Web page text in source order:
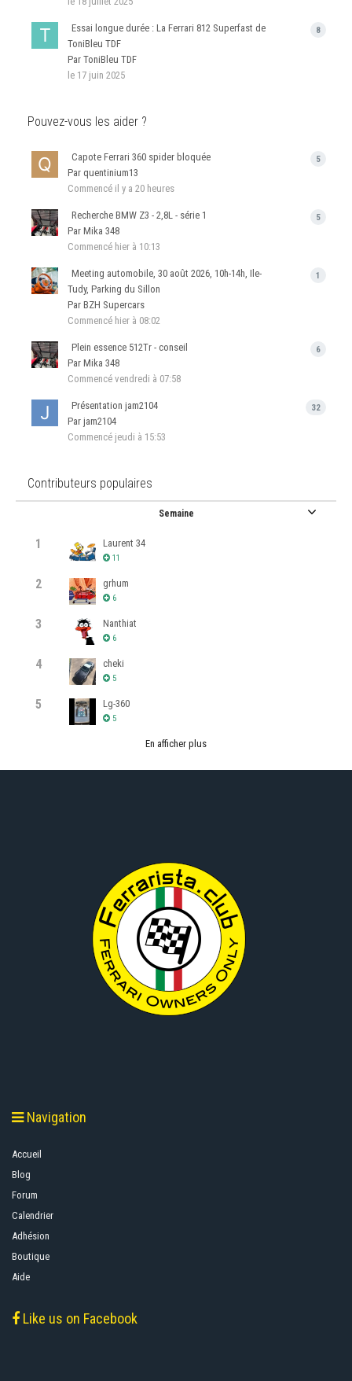
8
Essai longue durée : La Ferrari 812 Superfast de
ToniBleu TDF
Par ToniBleu TDF
le 17 juin 2025
Pouvez-vous les aider ?
5
Capote Ferrari 360 spider bloquée
Par quentinium13
Commencé il y a 20 heures
5
Recherche BMW Z3 - 2,8L - série 1
Par Mika 348
Commencé hier à 10:13
1
Meeting automobile, 30 août 2026, 10h-14h, Ile-
Tudy, Parking du Sillon
Par BZH Supercars
Commencé hier à 08:02
6
Plein essence 512Tr - conseil
Par Mika 348
Commencé vendredi à 07:58
32
Présentation jam2104
Par jam2104
Commencé jeudi à 15:53
Contributeurs populaires
Semaine
1 Laurent 34
11
2 grhum
6
3 Nanthiat
6
4 cheki
5
5 Lg-360
5
En afficher plus
Navigation
Accueil
Blog
Forum
Calendrier
Adhésion
Boutique
Aide
Like us on Facebook